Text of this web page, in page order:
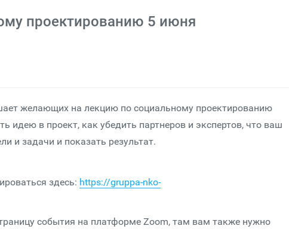
проектированию 5 июня
желающих на лекцию по социальному проектированию
в проект, как убедить партнеров и экспертов, что ваш
и задачи и показать результат.
здесь: https://gruppa-nko-
события на платформе Zoom, там вам также нужно